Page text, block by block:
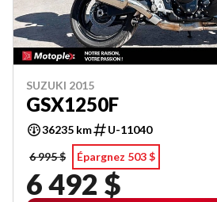
SUZUKI 2015
GSX1250F
36235 km
U-11040
6 995 $
Épargnez 503 $
6 492 $